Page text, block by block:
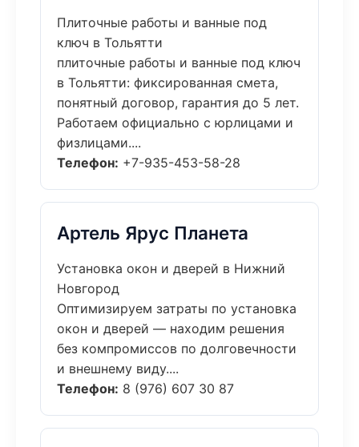
Плиточные работы и ванные под
ключ в Тольятти
плиточные работы и ванные под ключ
в Тольятти: фиксированная смета,
понятный договор, гарантия до 5 лет.
Работаем официально с юрлицами и
физлицами....
Телефон: +7-935-453-58-28
Артель Ярус Планета
Установка окон и дверей в Нижний
Новгород
Оптимизируем затраты по установка
окон и дверей — находим решения
без компромиссов по долговечности
и внешнему виду....
Телефон: 8 (976) 607 30 87